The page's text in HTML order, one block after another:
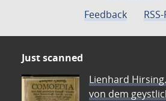
Feedback
Just scanned
Lienhard
von dem